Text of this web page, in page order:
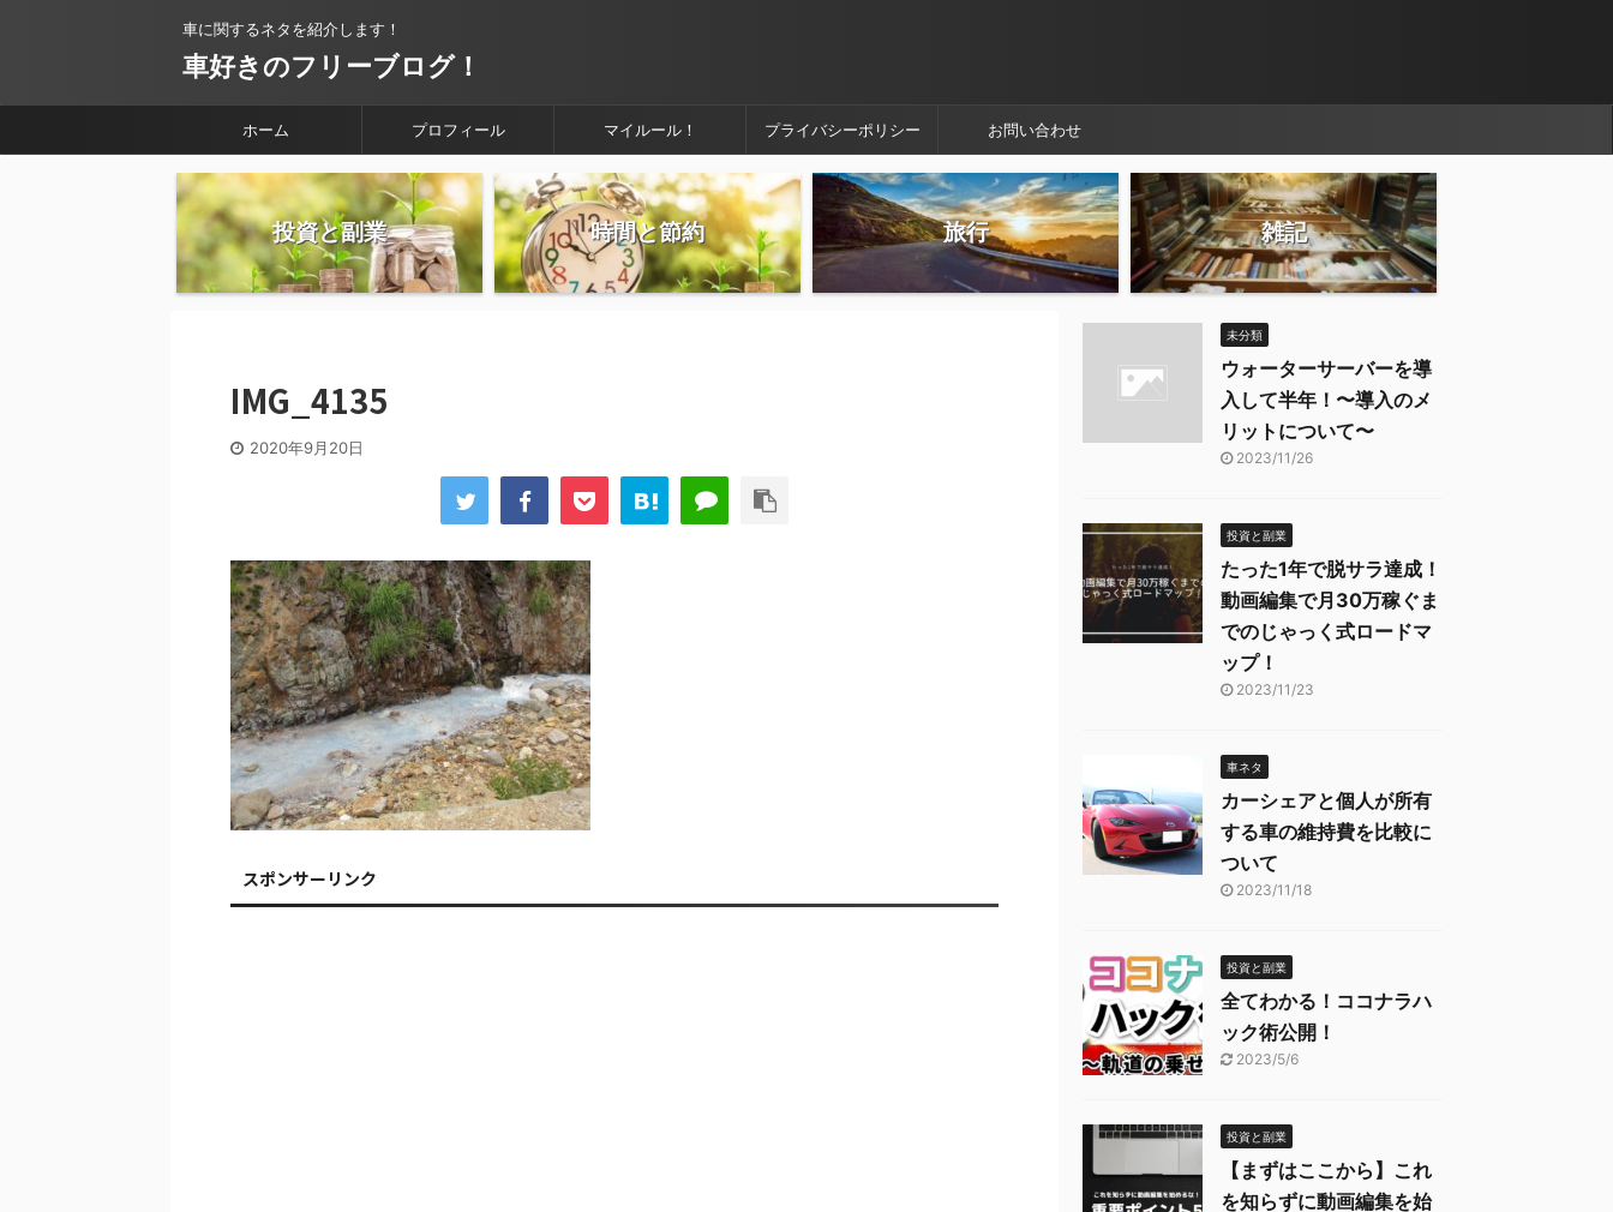
車に関するネタを紹介します！
車好きのフリーブログ！
ホーム プロフィール マイルール！ プライバシーポリシー お問い合わせ
投資と副業 時間と節約 旅行 雑記
IMG_4135
2020年9月20日
スポンサーリンク
未分類
ウォーターサーバーを導
入して半年！〜導入のメ
リットについて〜
2023/11/26
投資と副業
たった1年で脱サラ達成！
動画編集で月30万稼ぐま
でのじゃっく式ロードマ
ップ！
2023/11/23
車ネタ
カーシェアと個人が所有
する車の維持費を比較に
ついて
2023/11/18
投資と副業
全てわかる！ココナラハ
ック術公開！
2023/5/6
投資と副業
【まずはここから】これ
を知らずに動画編集を始